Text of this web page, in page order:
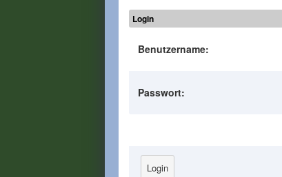
Login
Benutzername:
Passwort: